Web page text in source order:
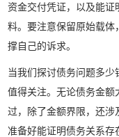
资金交付凭证，以及能证
料。要注意保留原始载体
撑自己的诉求。
当我们探讨债务问题多
值得关注。无论债务金
过，除了金额界限，还
准备好能证明债务关系